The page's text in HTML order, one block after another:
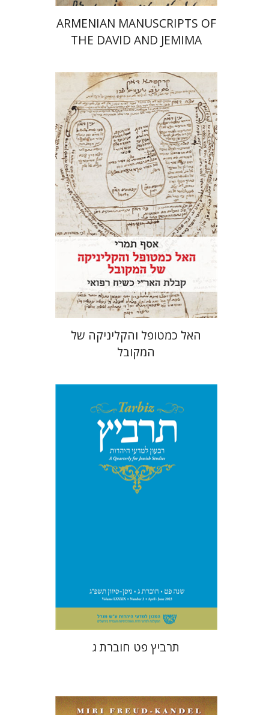
ARMENIAN MANUSCRIPTS OF
THE DAVID AND JEMIMA
אסף תמרי
הנחת אתר ספר מודפס
$46
$41
האל כמטופל והקליניקה של
המקובל
מיכאל סיגל יהונתן גארב
$31
$28
תרביץ פט חוברת ג